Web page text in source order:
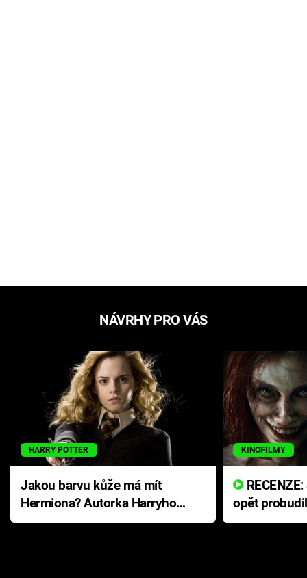
NÁVRHY PRO VÁS
HARRY POTTER
Jakou barvu kůže má mít
Hermiona? Autorka Harryho
Pottera přišla s ráznou
KINOFILMY
opět
přichází s